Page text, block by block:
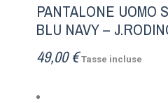
PANTALONE UOMO
BLU NAVY –
49,00 € Tasse incluse